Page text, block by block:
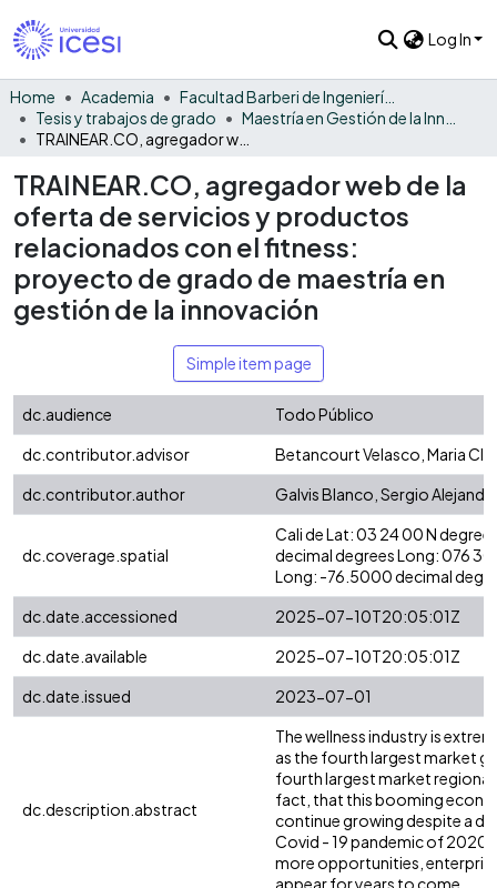
Log In
Home Academia
Facultad Barberi de Ingeniería, Diseño y Ciencias Aplicadas
Tesis y trabajos de grado
TRAINEAR.CO, agregador web de la
oferta de servicios y productos
relacionados con el fitness:
proyecto de grado de maestría en
gestión de la innovación
Simple item page
dc.audience
Todo Público
dc.contributor.advisor
Betancourt Velasco, Maria
dc.contributor.author
Galvis Blanco, Sergio
dc.coverage.spatial
Cali de Lat: 03 24 00 N
decimal degrees Long: 076
Long: -76.5000 decimal
dc.date.accessioned
2025-07-10T20:05:01Z
dc.date.available
2025-07-10T20:05:01Z
dc.date.issued
2023-07-01
dc.description.abstract
The wellness industry is
as the fourth largest market
fourth largest market
fact, that this booming
continue growing despite a
Covid - 19 pandemic of 2020,
more opportunities,
appear for years to come.